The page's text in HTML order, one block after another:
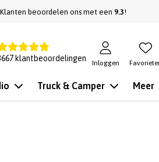
Klanten beoordelen ons met een 9.3!
klantbeoordelingen
Inloggen
Truck & Camper Meer